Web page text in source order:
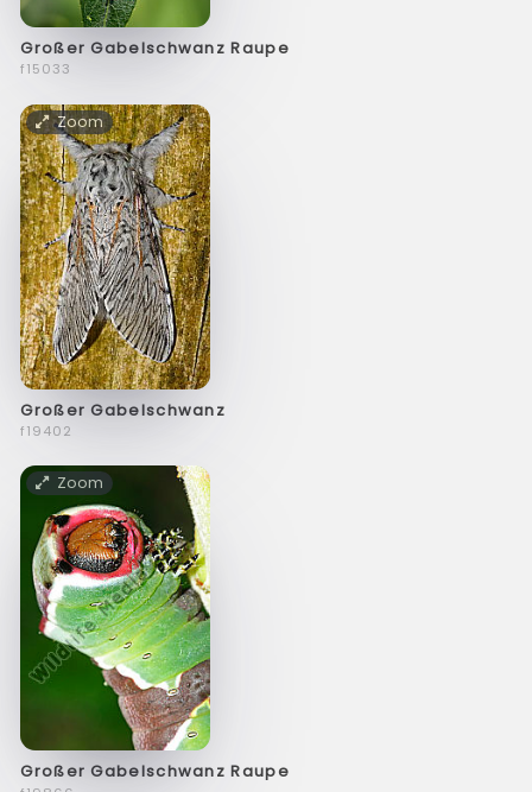
Großer Gabelschwanz Raupe
f15033
Zoom
Großer Gabelschwanz
f19402
Zoom
Großer Gabelschwanz Raupe